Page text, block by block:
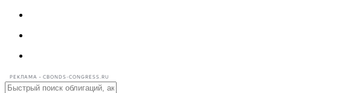
РЕКЛАМА • CBONDS-CONGRESS.RU